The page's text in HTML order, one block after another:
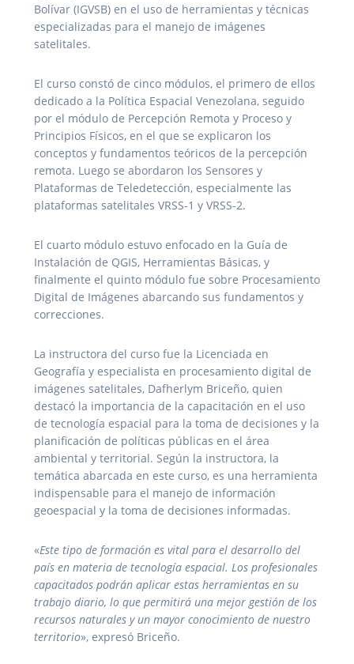
Bolívar (IGVSB) en el uso de herramientas y técnicas
especializadas para el manejo de imágenes
satelitales.
El curso constó de cinco módulos, el primero de ellos
dedicado a la Política Espacial Venezolana, seguido
por el módulo de Percepción Remota y Proceso y
Principios Físicos, en el que se explicaron los
conceptos y fundamentos teóricos de la percepción
remota. Luego se abordaron los Sensores y
Plataformas de Teledetección, especialmente las
plataformas satelitales VRSS-1 y VRSS-2.
El cuarto módulo estuvo enfocado en la Guía de
Instalación de QGIS, Herramientas Básicas, y
finalmente el quinto módulo fue sobre Procesamiento
Digital de Imágenes abarcando sus fundamentos y
correcciones.
La instructora del curso fue la Licenciada en
Geografía y especialista en procesamiento digital de
imágenes satelitales, Dafherlym Briceño, quien
destacó la importancia de la capacitación en el uso
de tecnología espacial para la toma de decisiones y la
planificación de políticas públicas en el área
ambiental y territorial. Según la instructora, la
temática abarcada en este curso, es una herramienta
indispensable para el manejo de información
geoespacial y la toma de decisiones informadas.
«Este tipo de formación es vital para el desarrollo del
país en materia de tecnología espacial. Los profesionales
capacitados podrán aplicar estas herramientas en su
trabajo diario, lo que permitirá una mejor gestión de los
recursos naturales y un mayor conocimiento de nuestro
territorio», expresó Briceño.